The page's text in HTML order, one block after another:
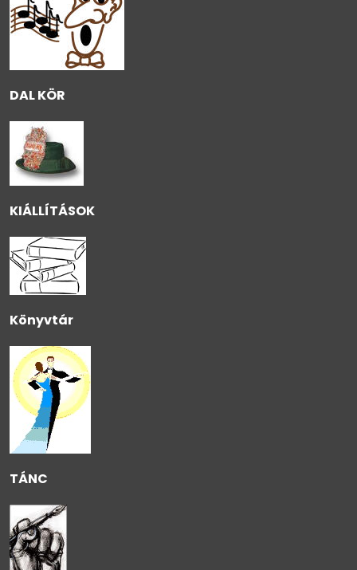
DAL KÖR
KIÁLLÍTÁSOK
Könyvtár
TÁNC